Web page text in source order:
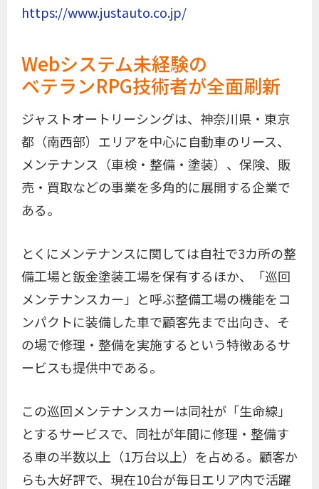
https://www.justauto.co.jp/
Webシステム未経験の
ベテランRPG技術者が全面刷新
ジャストオートリーシングは、神奈川県・東京
都（南西部）エリアを中心に自動車のリース、
メンテナンス（車検・整備・塗装）、保険、販
売・買取などの事業を多角的に展開する企業で
ある。
とくにメンテナンスに関しては自社で3カ所の整
備工場と鈑金塗装工場を保有するほか、「巡回
メンテナンスカー」と呼ぶ整備工場の機能をコ
ンパクトに装備した車で顧客先まで出向き、そ
の場で修理・整備を実施するという特徴あるサ
ービスも提供中である。
この巡回メンテナンスカーは同社が「生命線」
とするサービスで、同社が年間に修理・整備す
る車の半数以上（1万台以上）を占める。顧客か
らも大好評で、現在10台が毎日エリア内で活躍